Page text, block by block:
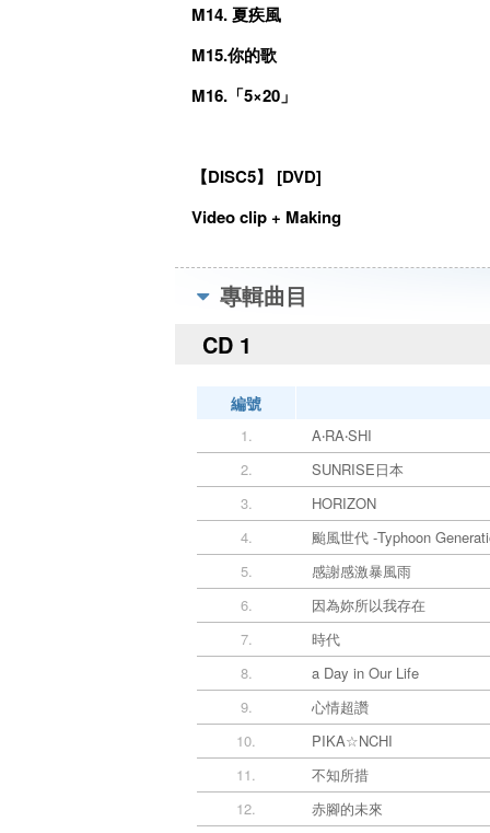
M14. 夏疾風
M15.你的歌
M16.「5×20」
【DISC5】 [DVD]
Video clip + Making
專輯曲目
CD 1
編號
1.
A‧RA‧SHI
2.
SUNRISE日本
3.
HORIZON
4.
颱風世代 -Typhoon
5.
感謝感激暴風雨
6.
因為妳所以我存在
7.
時代
8.
a Day in Our Life
9.
心情超讚
10.
PIKA☆NCHI
11.
不知所措
12.
赤腳的未來